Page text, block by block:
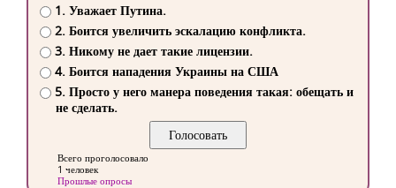
1. Уважает Путина.
2. Боится увеличить эскалацию конфликта.
3. Никому не дает такие лицензии.
4. Боится нападения Украины на США
5. Просто у него манера поведения такая: обещать и
не сделать.
Всего проголосовало
1 человек
Прошлые опросы